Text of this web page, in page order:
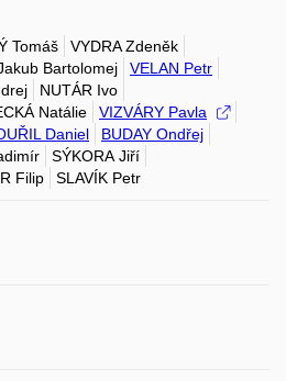
Tomáš
VYDRA Zdeněk
Bartolomej
VELAN Petr
NUTÁR Ivo
Natálie
VIZVÁRY Pavla
Daniel
BUDAY Ondřej
SÝKORA Jiří
Filip SLAVÍK Petr